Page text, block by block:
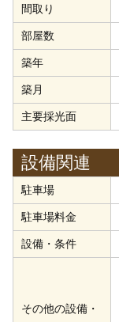
間取り
部屋数
築年
築月
主要採光面
設備関連
駐車場
駐車場料金
設備・条件
その他の設備・